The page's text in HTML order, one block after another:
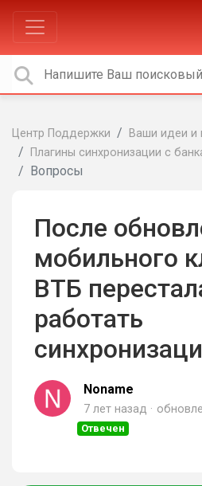
Центр Поддержки
Ваши идеи и
Плагины синхронизации с
Вопросы
После
мобильного
ВТБ
работать
Noname
7 лет назад
Отвечен